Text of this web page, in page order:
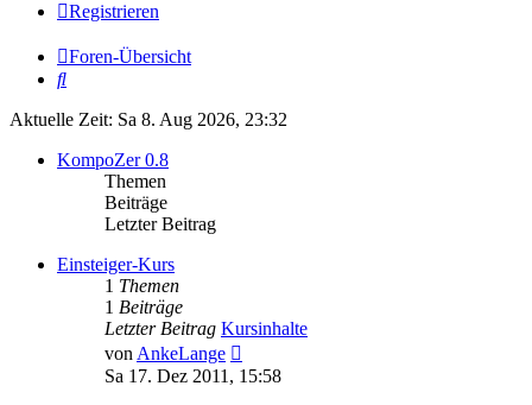
Registrieren
Foren-Übersicht
Suche
Aktuelle Zeit: Sa 8. Aug 2026, 23:32
KompoZer 0.8
Themen
Beiträge
Letzter Beitrag
Einsteiger-Kurs
1 Themen
1 Beiträge
Letzter Beitrag Kursinhalte
vonAnkeLange
Beitrag
Sa 17. Dez 2011, 15:58